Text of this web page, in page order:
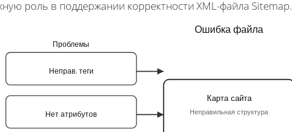
роль в поддержании корректности XML-файла Sitemap.
Ошибка файла
Проблемы
Неправ. теги
Нет атрибутов
Карта сайта
Неправильная структура